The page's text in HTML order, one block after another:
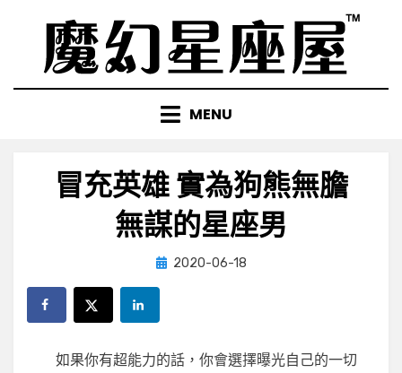
content
MENU
冒充英雄 實為狗熊無膽
無謀的星座男
by小編
Posted
2020-06-18
如果你有超能力的話，你會選擇曝光自己的一切